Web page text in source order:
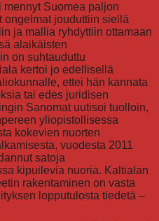
mennyt Suomea paljon
ongelmat jouduttiin siellä
ja mallia ryhdyttiin ottamaan
alaikäisten
on suhtauduttu
kertoi jo edellisellä
ettei hän kannata
tai edes juridisen
Sanomat uutisoi tuolloin,
yliopistollisessa
kokevien nuorten
vuodesta 2011
satoja
kipuilevia nuoria. Kaltialan
rakentaminen on vasta
lopputulosta tiedetä –